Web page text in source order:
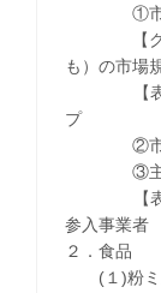
①市場
【グラフ
も）の市場
【表】ベ
プ
②市場
③主要
【表】ベ
参入事業者
２．食品
(１)粉ミ